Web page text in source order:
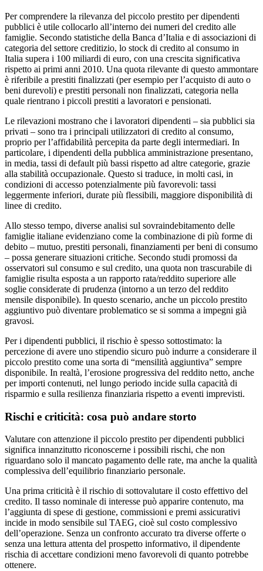
Per comprendere la rilevanza del piccolo prestito per dipendenti
pubblici è utile collocarlo all’interno dei numeri del credito alle
famiglie. Secondo statistiche della Banca d’Italia e di associazioni di
categoria del settore creditizio, lo stock di credito al consumo in
Italia supera i 100 miliardi di euro, con una crescita significativa
rispetto ai primi anni 2010. Una quota rilevante di questo ammontare
è riferibile a prestiti finalizzati (per esempio per l’acquisto di auto o
beni durevoli) e prestiti personali non finalizzati, categoria nella
quale rientrano i piccoli prestiti a lavoratori e pensionati.
Le rilevazioni mostrano che i lavoratori dipendenti – sia pubblici sia
privati – sono tra i principali utilizzatori di credito al consumo,
proprio per l’affidabilità percepita da parte degli intermediari. In
particolare, i dipendenti della pubblica amministrazione presentano,
in media, tassi di default più bassi rispetto ad altre categorie, grazie
alla stabilità occupazionale. Questo si traduce, in molti casi, in
condizioni di accesso potenzialmente più favorevoli: tassi
leggermente inferiori, durate più flessibili, maggiore disponibilità di
linee di credito.
Allo stesso tempo, diverse analisi sul sovraindebitamento delle
famiglie italiane evidenziano come la combinazione di più forme di
debito – mutuo, prestiti personali, finanziamenti per beni di consumo
– possa generare situazioni critiche. Secondo studi promossi da
osservatori sul consumo e sul credito, una quota non trascurabile di
famiglie risulta esposta a un rapporto rata/reddito superiore alle
soglie considerate di prudenza (intorno a un terzo del reddito
mensile disponibile). In questo scenario, anche un piccolo prestito
aggiuntivo può diventare problematico se si somma a impegni già
gravosi.
Per i dipendenti pubblici, il rischio è spesso sottostimato: la
percezione di avere uno stipendio sicuro può indurre a considerare il
piccolo prestito come una sorta di “mensilità aggiuntiva” sempre
disponibile. In realtà, l’erosione progressiva del reddito netto, anche
per importi contenuti, nel lungo periodo incide sulla capacità di
risparmio e sulla resilienza finanziaria rispetto a eventi imprevisti.
Rischi e criticità: cosa può andare storto
Valutare con attenzione il piccolo prestito per dipendenti pubblici
significa innanzitutto riconoscerne i possibili rischi, che non
riguardano solo il mancato pagamento delle rate, ma anche la qualità
complessiva dell’equilibrio finanziario personale.
Una prima criticità è il rischio di sottovalutare il costo effettivo del
credito. Il tasso nominale di interesse può apparire contenuto, ma
l’aggiunta di spese di gestione, commissioni e premi assicurativi
incide in modo sensibile sul TAEG, cioè sul costo complessivo
dell’operazione. Senza un confronto accurato tra diverse offerte o
senza una lettura attenta del prospetto informativo, il dipendente
rischia di accettare condizioni meno favorevoli di quanto potrebbe
ottenere.